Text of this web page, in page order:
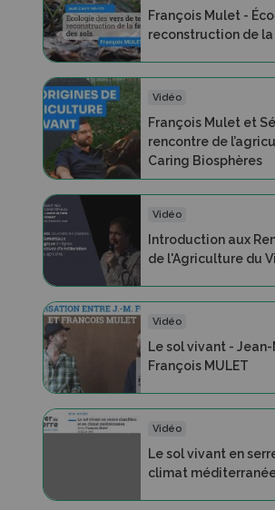
François Mulet -
reconstruction de
Vidéo
François Mulet et
rencontre de
Caring Biosphères
Vidéo
Introduction aux
de l'Agriculture du
Vidéo
Le sol vivant -
François MULET
Vidéo
Le sol vivant en
climat